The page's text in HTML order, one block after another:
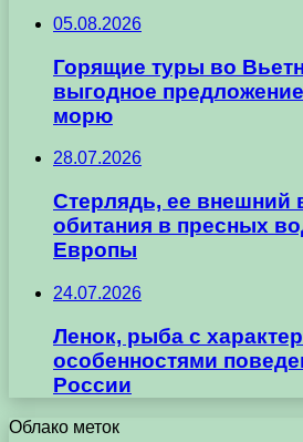
05.08.2026
Горящие туры во
выгодное
морю
28.07.2026
Стерлядь, ее внешний
обитания в пресных
Европы
24.07.2026
Ленок, рыба с
особенностями
России
Облако меток